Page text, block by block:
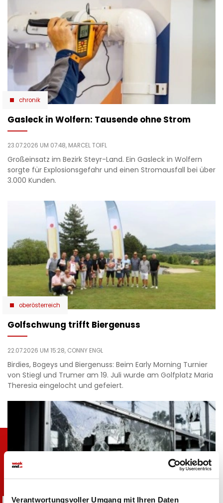
Verantwortungsvoller Umgang mit Ihren Daten
chronik
Gasleck in Wolfern: Tausende ohne Strom
23.07.2026 UM 07:48, MARCEL TOIFL
Großeinsatz im Bezirk Steyr-Land. Ein Gasleck in Wolfern
sorgte für Explosionsgefahr und einen Stromausfall bei über
3.000 Kunden.
oberösterreich
Golfschwung trifft Biergenuss
22.07.2026 UM 15:28, CONNY ENGL
Birdies, Bogeys und Biergenuss: Beim Early Morning Turnier
von Stiegl und Trumer am 19. Juli wurde am Golfplatz Maria
Theresia eingelocht und gefeiert.